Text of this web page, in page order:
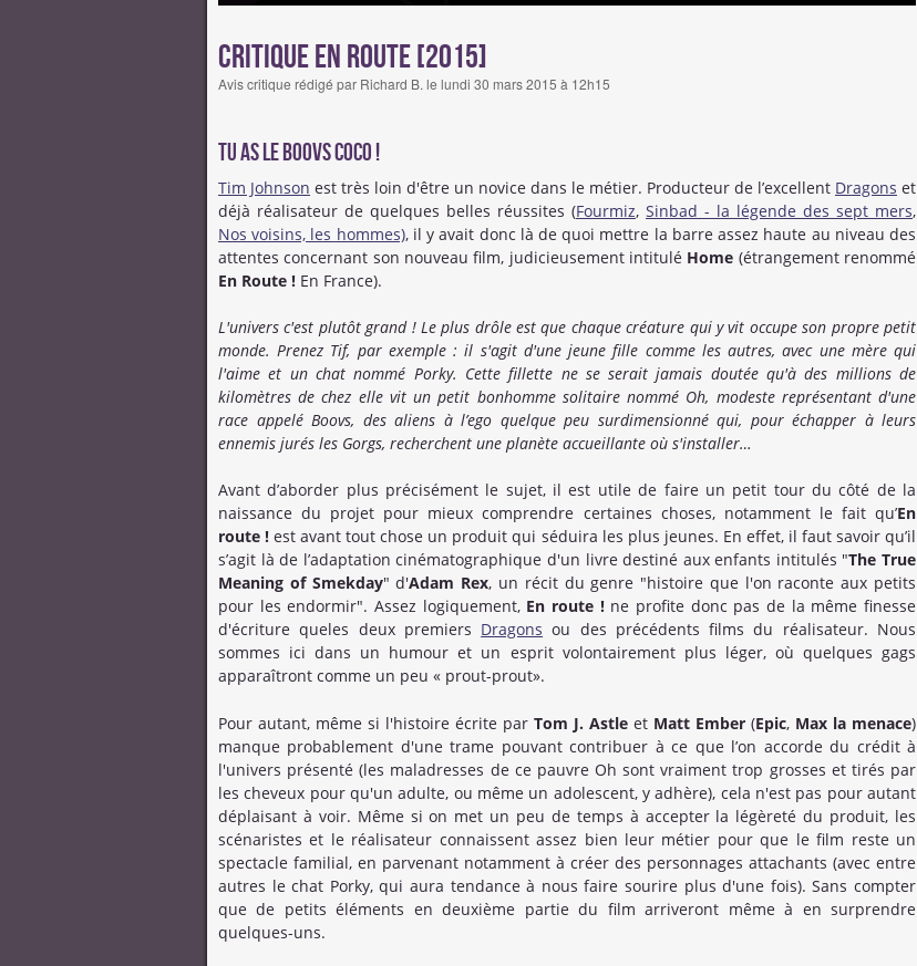
Critique En route [2015]
Avis critique rédigé par Richard B. le lundi 30 mars 2015 à 12h15
Tu as le Boovs coco !
Tim Johnson est très loin d'être un novice dans le métier. Producteur de l’excellent Dragons et
déjà réalisateur de quelques belles réussites (Fourmiz, Sinbad - la légende des sept mers,
Nos voisins, les hommes), il y avait donc là de quoi mettre la barre assez haute au niveau des
attentes concernant son nouveau film, judicieusement intitulé Home (étrangement renommé
En Route ! En France).
L'univers c'est plutôt grand ! Le plus drôle est que chaque créature qui y vit occupe son propre petit
monde. Prenez Tif, par exemple : il s'agit d'une jeune fille comme les autres, avec une mère qui
l'aime et un chat nommé Porky. Cette fillette ne se serait jamais doutée qu'à des millions de
kilomètres de chez elle vit un petit bonhomme solitaire nommé Oh, modeste représentant d'une
race appelé Boovs, des aliens à l’ego quelque peu surdimensionné qui, pour échapper à leurs
ennemis jurés les Gorgs, recherchent une planète accueillante où s'installer…
Avant d’aborder plus précisément le sujet, il est utile de faire un petit tour du côté de la
naissance du projet pour mieux comprendre certaines choses, notamment le fait qu’En
route ! est avant tout chose un produit qui séduira les plus jeunes. En effet, il faut savoir qu’il
s’agit là de l’adaptation cinématographique d'un livre destiné aux enfants intitulés "The True
Meaning of Smekday" d'Adam Rex, un récit du genre "histoire que l'on raconte aux petits
pour les endormir". Assez logiquement, En route ! ne profite donc pas de la même finesse
d'écriture queles deux premiers Dragons ou des précédents films du réalisateur. Nous
sommes ici dans un humour et un esprit volontairement plus léger, où quelques gags
apparaîtront comme un peu « prout-prout».
Pour autant, même si l'histoire écrite par Tom J. Astle et Matt Ember (Epic, Max la menace)
manque probablement d'une trame pouvant contribuer à ce que l’on accorde du crédit à
l'univers présenté (les maladresses de ce pauvre Oh sont vraiment trop grosses et tirés par
les cheveux pour qu'un adulte, ou même un adolescent, y adhère), cela n'est pas pour autant
déplaisant à voir. Même si on met un peu de temps à accepter la légèreté du produit, les
scénaristes et le réalisateur connaissent assez bien leur métier pour que le film reste un
spectacle familial, en parvenant notamment à créer des personnages attachants (avec entre
autres le chat Porky, qui aura tendance à nous faire sourire plus d'une fois). Sans compter
que de petits éléments en deuxième partie du film arriveront même à en surprendre
quelques-uns.